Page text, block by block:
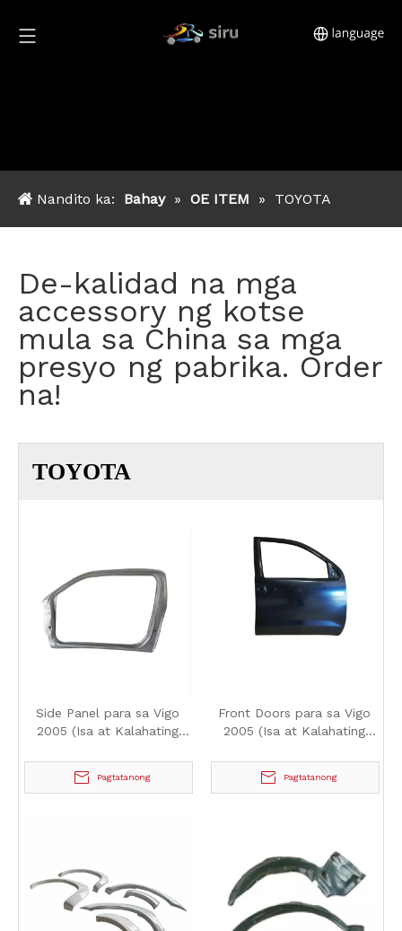
Nandito ka: Bahay » OE ITEM » TOYOTA
De-kalidad na mga
accessory ng kotse
mula sa China sa mga
presyo ng pabrika. Order
na!
TOYOTA
Side Panel para sa Vigo
2005 (Isa at Kalahating
Pagtatanong
Front Doors para sa Vigo
2005 (Isa at Kalahating
Pagtatanong